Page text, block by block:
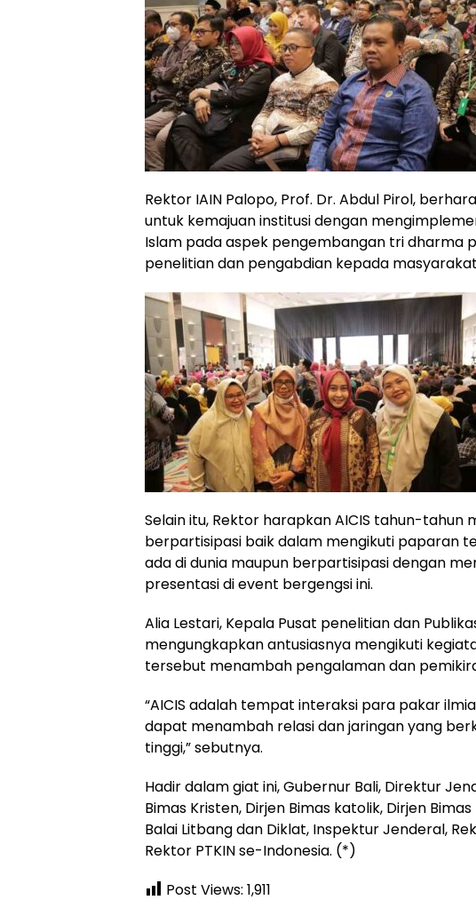
Rektor IAIN Palopo, Prof. Dr. Abdul Pirol,
untuk kemajuan institusi dengan
Islam pada aspek pengembangan tri dharma
penelitian dan pengabdian kepada
Selain itu, Rektor harapkan AICIS tahun-tahun
berpartisipasi baik dalam mengikuti paparan
ada di dunia maupun berpartisipasi dengan
presentasi di event bergengsi ini.
Alia Lestari, Kepala Pusat penelitian dan
mengungkapkan antusiasnya mengikuti
tersebut menambah pengalaman dan
“AICIS adalah tempat interaksi para pakar
dapat menambah relasi dan jaringan yang
tinggi,” sebutnya.
Hadir dalam giat ini, Gubernur Bali, Direktur
Bimas Kristen, Dirjen Bimas katolik, Dirjen
Balai Litbang dan Diklat, Inspektur Jenderal,
Rektor PTKIN se-Indonesia. (*)
Post Views: 1,911